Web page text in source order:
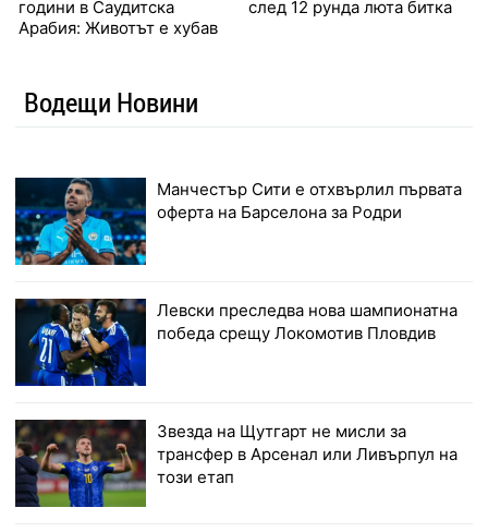
години в Саудитска
Арабия: Животът е хубав
след 12 рунда люта битка
Водещи Новини
Манчестър Сити е отхвърлил първата
оферта на Барселона за Родри
Левски преследва нова шампионатна
победа срещу Локомотив Пловдив
Звезда на Щутгарт не мисли за
трансфер в Арсенал или Ливърпул на
този етап